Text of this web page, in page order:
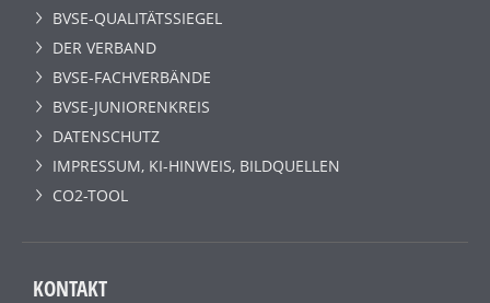
BVSE-QUALITÄTSSIEGEL
DER VERBAND
BVSE-FACHVERBÄNDE
BVSE-JUNIORENKREIS
DATENSCHUTZ
IMPRESSUM, KI-HINWEIS, BILDQUELLEN
CO2-TOOL
KONTAKT